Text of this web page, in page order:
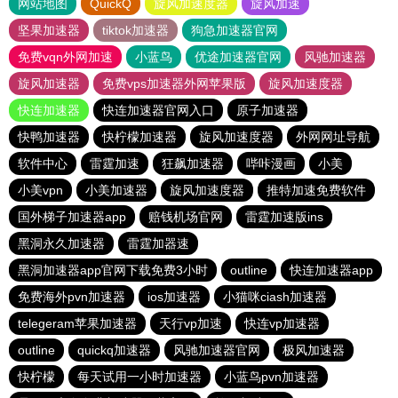
网站地图 QuickQ 旋风加速度器
旋风加速
坚果加速器
tiktok加速器
狗急加速器官网
免费vqn外网加速
小蓝鸟 优途加速器官网
风驰加速器
旋风加速器
免费vps加速器外网苹果版
旋风加速度器
快连加速器
快连加速器官网入口
原子加速器
快鸭加速器
快柠檬加速器 旋风加速度器
外网网址导航
软件中心
雷霆加速 狂飙加速器 哔咔漫画
小美
小美vpn
小美加速器 旋风加速度器
推特加速免费软件
国外梯子加速器app
赔钱机场官网
雷霆加速版ins
黑洞永久加速器
雷霆加器速
黑洞加速器app官网下载免费3小时
outline
快连加速器app
免费海外pvn加速器
ios加速器
小猫咪ciash加速器
telegeram苹果加速器
天行vp加速
快连vp加速器
outline
quickq加速器 风驰加速器官网
极风加速器
快柠檬
每天试用一小时加速器
小蓝鸟pvn加速器